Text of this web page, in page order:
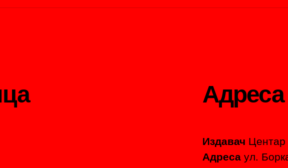
Адреса
Издавач
Адреса ул.